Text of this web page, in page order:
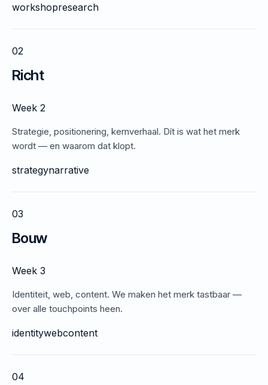
workshopresearch
02
Richt
Week 2
Strategie, positionering, kernverhaal. Dít is wat het merk
wordt — en waarom dat klopt.
strategynarrative
03
Bouw
Week 3
Identiteit, web, content. We maken het merk tastbaar —
over alle touchpoints heen.
identitywebcontent
04